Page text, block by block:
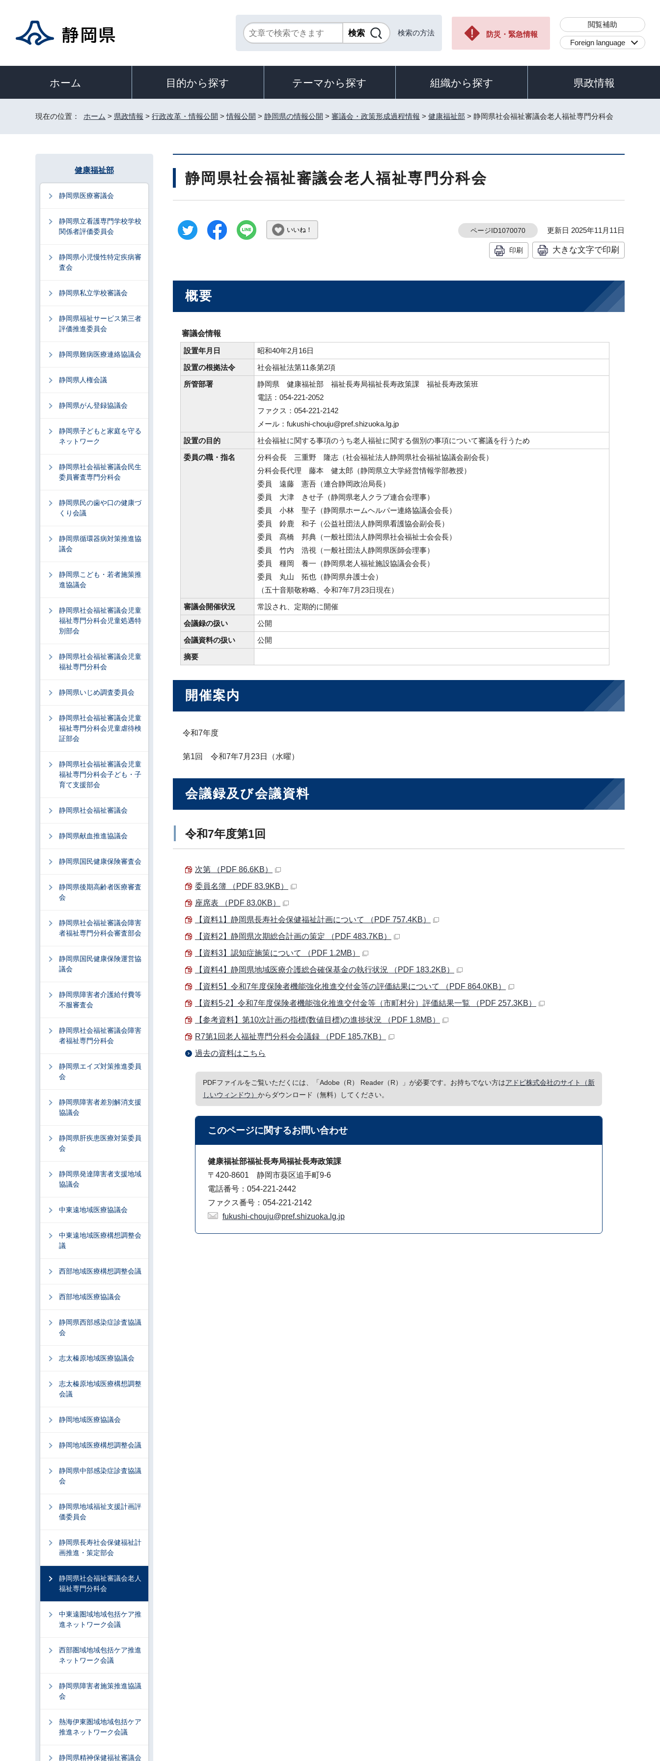
検索の方法 防災・緊急情報
閲覧補助
Foreign language
ホーム 目的から探す テーマから探す 組織から探す 県政情報
現在の位置： ホーム > 県政情報 > 行政改革・情報公開 >情報公開 > 静岡県の情報公開 > 審議会・政策形成過程情報 > 健康福祉部 > 静岡県社会福祉審議会老人福祉専門分科会
静岡県社会福祉審議会老人福祉専門分科会
いいね！ ページID1070070 更新日 2025年11月11日
印刷 大きな文字で印刷
概要
審議会情報
設置年月日
昭和40年2月16日
設置の根拠法令
社会福祉法第11条第2項
所管部署
静岡県 健康福祉部 福祉長寿局福祉長寿政策課 福祉長寿政策班
電話：054-221-2052
ファクス：054-221-2142
メール：fukushi-chouju@pref.shizuoka.lg.jp
設置の目的
社会福祉に関する事項のうち老人福祉に関する個別の事項について審議を行うため
委員の職・指名
分科会長 三重野 隆志（社会福祉法人静岡県社会福祉協議会副会長）
分科会長代理 藤本 健太郎（静岡県立大学経営情報学部教授）
委員 遠藤 憲吾（連合静岡政治局長）
委員 大津 きせ子（静岡県老人クラブ連合会理事）
委員 小林 聖子（静岡県ホームヘルパー連絡協議会会長）
委員 鈴鹿 和子（公益社団法人静岡県看護協会副会長）
委員 髙橋 邦典（一般社団法人静岡県社会福祉士会会長）
委員 竹内 浩視（一般社団法人静岡県医師会理事）
委員 種岡 養一（静岡県老人福祉施設協議会会長）
委員 丸山 拓也（静岡県弁護士会）
（五十音順敬称略、令和7年7月23日現在）
審議会開催状況
常設され、定期的に開催
会議録の扱い
公開
会議資料の扱い
公開
摘要
開催案内
令和7年度
第1回 令和7年7月23日（水曜）
会議録及び会議資料
令和7年度第1回
次第 （PDF 86.6KB）
委員名簿 （PDF 83.9KB）
座席表 （PDF 83.0KB）
【資料1】静岡県⻑寿社会保健福祉計画について （PDF 757.4KB）
【資料2】静岡県次期総合計画の策定 （PDF 483.7KB）
【資料3】認知症施策について （PDF 1.2MB）
【資料4】静岡県地域医療介護総合確保基金の執行状況 （PDF 183.2KB）
【資料5】令和7年度保険者機能強化推進交付金等の評価結果について （PDF 864.0KB）
【資料5-2】令和7年度保険者機能強化推進交付金等（市町村分）評価結果一覧 （PDF 257.3KB）
【参考資料】第10次計画の指標(数値目標)の進捗状況 （PDF 1.8MB）
R7第1回老人福祉専門分科会会議録 （PDF 185.7KB）
過去の資料はこちら
PDFファイルをご覧いただくには、「Adobe（R） Reader（R）」が必要です。お持ちでない方はアドビ株式会社のサイト（新
しいウィンドウ） からダウンロード（無料）してください。
このページに関するお問い合わせ
健康福祉部福祉長寿局福祉長寿政策課
〒420-8601 静岡市葵区追手町9-6
電話番号：054-221-2442
ファクス番号：054-221-2142
fukushi-chouju@pref.shizuoka.lg.jp
健康福祉部
静岡県医療審議会
静岡県立看護専門学校学校
関係者評価委員会
静岡県小児慢性特定疾病審
査会
静岡県私立学校審議会
静岡県福祉サービス第三者
評価推進委員会
静岡県難病医療連絡協議会
静岡県人権会議
静岡県がん登録協議会
静岡県子どもと家庭を守る
ネットワーク
静岡県社会福祉審議会民生
委員審査専門分科会
静岡県民の歯や口の健康づ
くり会議
静岡県循環器病対策推進協
議会
静岡県こども・若者施策推
進協議会
静岡県社会福祉審議会児童
福祉専門分科会児童処遇特
別部会
静岡県社会福祉審議会児童
福祉専門分科会
静岡県いじめ調査委員会
静岡県社会福祉審議会児童
福祉専門分科会児童虐待検
証部会
静岡県社会福祉審議会児童
福祉専門分科会子ども・子
育て支援部会
静岡県社会福祉審議会
静岡県献血推進協議会
静岡県国民健康保険審査会
静岡県後期高齢者医療審査
会
静岡県社会福祉審議会障害
者福祉専門分科会審査部会
静岡県国民健康保険運営協
議会
静岡県障害者介護給付費等
不服審査会
静岡県社会福祉審議会障害
者福祉専門分科会
静岡県エイズ対策推進委員
会
静岡県障害者差別解消支援
協議会
静岡県肝疾患医療対策委員
会
静岡県発達障害者支援地域
協議会
中東遠地域医療協議会
中東遠地域医療構想調整会
議
西部地域医療構想調整会議
西部地域医療協議会
静岡県西部感染症診査協議
会
志太榛原地域医療協議会
志太榛原地域医療構想調整
会議
静岡地域医療協議会
静岡地域医療構想調整会議
静岡県中部感染症診査協議
会
静岡県地域福祉支援計画評
価委員会
静岡県長寿社会保健福祉計
画推進・策定部会
静岡県社会福祉審議会老人
福祉専門分科会
中東遠圏域地域包括ケア推
進ネットワーク会議
西部圏域地域包括ケア推進
ネットワーク会議
静岡県障害者施策推進協議
会
熱海伊東圏域地域包括ケア
推進ネットワーク会議
静岡県精神保健福祉審議会